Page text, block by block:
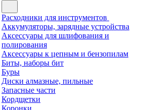
Расходники для инструментов
Аккумуляторы, зарядные устройства
Аксессуары для шлифования и
полирования
Аксессуары к цепным и бензопилам
Биты, наборы бит
Буры
Диски алмазные, пильные
Запасные части
Кордщетки
Коронки